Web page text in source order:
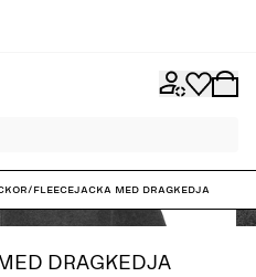
/Fleecejacka med dragkedja
DRAGKEDJA